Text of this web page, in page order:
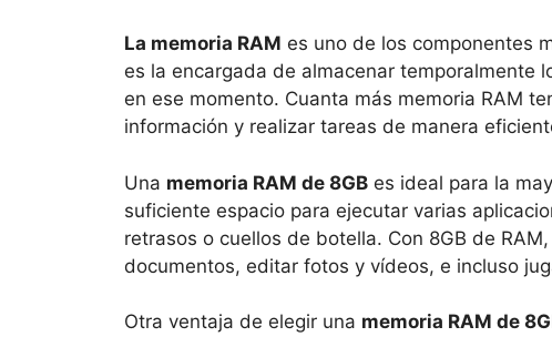
La memoria RAM es uno de los componentes
es la encargada de almacenar temporalmente
en ese momento. Cuanta más memoria RAM
información y realizar tareas de manera
Una memoria RAM de 8GB es ideal para la
suficiente espacio para ejecutar varias
retrasos o cuellos de botella. Con 8GB de
documentos, editar fotos y vídeos, e incluso
Otra ventaja de elegir una memoria RAM de